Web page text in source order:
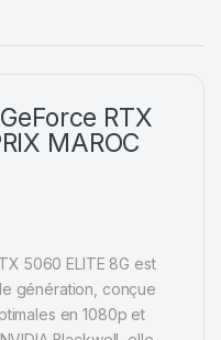
RTX
MAROC
5060 ELITE 8G est
génération, conçue
en 1080p et